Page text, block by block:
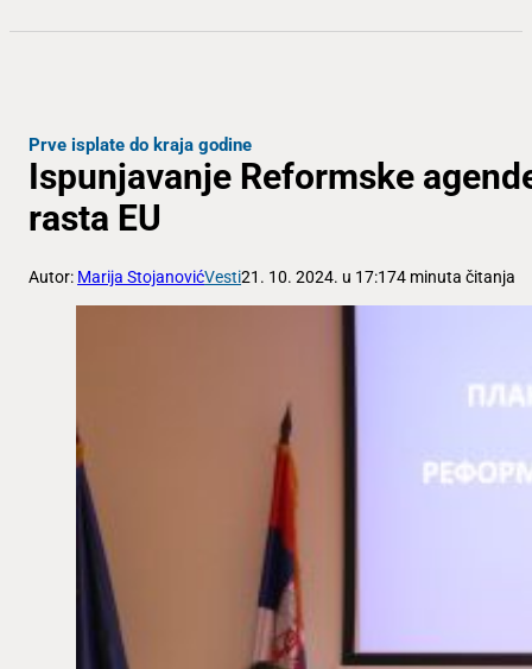
Prve isplate do kraja godine
Ispunjavanje Reformske
rasta EU
Autor: Marija StojanovićVesti21. 10. 2024. u 17:174 minuta čitanja